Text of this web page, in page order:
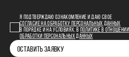
Я ПОДТВЕРЖДАЮ ОЗНАКОМЛЕНИЕ И ДАЮ СВОЕ
СОГЛАСИЕ НА ОБРАБОТКУ ПЕРСОНАЛЬНЫХ ДАННЫХ
В ПОРЯДКЕ И НА УСЛОВИЯХ, В
ПОЛИТИКЕ В ОТНОШЕНИИ
ОБРАБОТКИ ПЕРСОНАЛЬНЫХ ДАННЫХ
ОСТАВИТЬ ЗАЯВКУ